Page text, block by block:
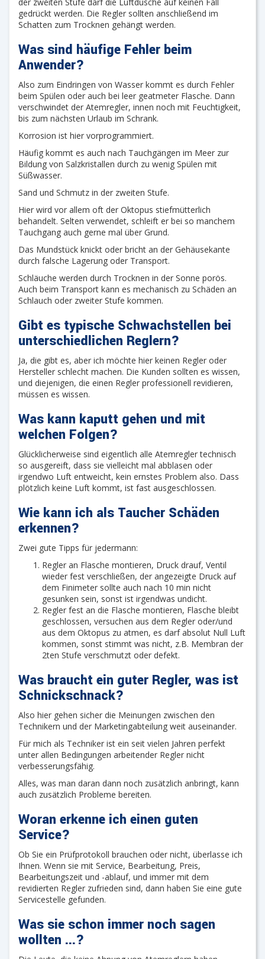
gedrückt werden. Die Regler sollten anschließend im
Schatten zum Trocknen gehängt werden.
Was sind häufige Fehler beim
Anwender?
Also zum Eindringen von Wasser kommt es durch Fehler
beim Spülen oder auch bei leer geatmeter Flasche. Dann
verschwindet der Atemregler, innen noch mit Feuchtigkeit,
bis zum nächsten Urlaub im Schrank.
Korrosion ist hier vorprogrammiert.
Häufig kommt es auch nach Tauchgängen im Meer zur
Bildung von Salzkristallen durch zu wenig Spülen mit
Süßwasser.
Sand und Schmutz in der zweiten Stufe.
Hier wird vor allem oft der Oktopus stiefmütterlich
behandelt. Selten verwendet, schleift er bei so manchem
Tauchgang auch gerne mal über Grund.
Das Mundstück knickt oder bricht an der Gehäusekante
durch falsche Lagerung oder Transport.
Schläuche werden durch Trocknen in der Sonne porös.
Auch beim Transport kann es mechanisch zu Schäden an
Schlauch oder zweiter Stufe kommen.
Gibt es typische Schwachstellen bei
unterschiedlichen Reglern?
Ja, die gibt es, aber ich möchte hier keinen Regler oder
Hersteller schlecht machen. Die Kunden sollten es wissen,
und diejenigen, die einen Regler professionell revidieren,
müssen es wissen.
Was kann kaputt gehen und mit
welchen Folgen?
Glücklicherweise sind eigentlich alle Atemregler technisch
so ausgereift, dass sie vielleicht mal abblasen oder
irgendwo Luft entweicht, kein ernstes Problem also. Dass
plötzlich keine Luft kommt, ist fast ausgeschlossen.
Wie kann ich als Taucher Schäden
erkennen?
Zwei gute Tipps für jedermann:
Regler an Flasche montieren, Druck drauf, Ventil
wieder fest verschließen, der angezeigte Druck auf
dem Finimeter sollte auch nach 10 min nicht
gesunken sein, sonst ist irgendwas undicht.
Regler fest an die Flasche montieren, Flasche bleibt
geschlossen, versuchen aus dem Regler oder/und
aus dem Oktopus zu atmen, es darf absolut Null Luft
kommen, sonst stimmt was nicht, z.B. Membran der
2ten Stufe verschmutzt oder defekt.
Was braucht ein guter Regler, was ist
Schnickschnack?
Also hier gehen sicher die Meinungen zwischen den
Technikern und der Marketingabteilung weit auseinander.
Für mich als Techniker ist ein seit vielen Jahren perfekt
unter allen Bedingungen arbeitender Regler nicht
verbesserungsfähig.
Alles, was man daran dann noch zusätzlich anbringt, kann
auch zusätzlich Probleme bereiten.
Woran erkenne ich einen guten
Service?
Ob Sie ein Prüfprotokoll brauchen oder nicht, überlasse ich
Ihnen. Wenn sie mit Service, Bearbeitung, Preis,
Bearbeitungszeit und -ablauf, und immer mit dem
revidierten Regler zufrieden sind, dann haben Sie eine gute
Servicestelle gefunden.
Was sie schon immer noch sagen
wollten ...?